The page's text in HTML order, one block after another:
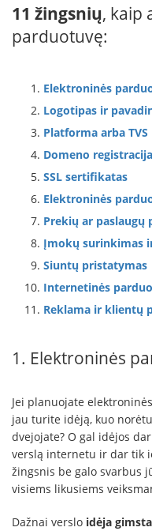
11 žingsnių, kaip
parduotuvę:
Elektroninės
Logotipas ir
Platforma arba TVS
Domeno registracija
SSL sertifikatas
Elektroninės
Prekių ar paslaugų
Įmokų surinkimas
Siuntų pristatymas
Internetinės
Reklama ir klientų
1. Elektroninės
Jei planuojate
jau turite idėją, kuo
dvejojate? O gal idėjos
verslą internetu ir dar tik
žingsnis be galo svarbus
visiems likusiems
Dažnai verslo idėja